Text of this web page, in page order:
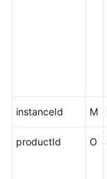
完
技
instanceId M
productId O